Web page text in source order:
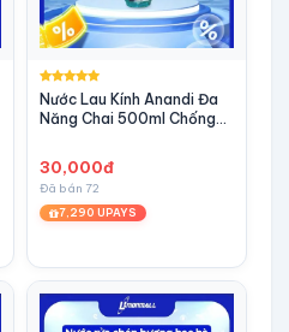
Nước Lau Kính Anandi Đa
Năng Chai 500ml Chống
trong suốt, không tỳ vết
30,000đ
Đã bán 72
7,290 UPAYS